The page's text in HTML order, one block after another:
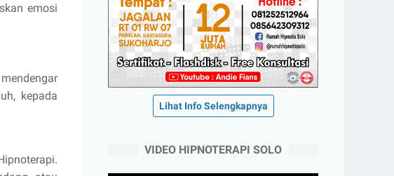
emosi
kepada
Lihat Info Selengkapnya
VIDEO HIPNOTERAPI SOLO